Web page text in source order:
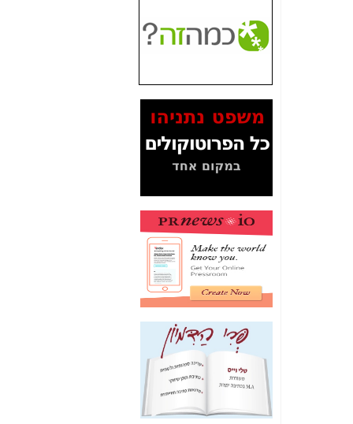
האם ביבי וקרא קבלו
בכלל תמורה עבור
המסמכים בנושא בזק-
Yes (תיק 4000)
לאיש הלא נכון! -כאן
עובדות ומסמכים
האם ביבי כשר
תקשורת עזר לקב'
בזק? -כאן
מה מקור ה-Fake
News שהביא לתפירת
תיק לביבי והעלמת
החשודים הנכונים -כאן
אחת הרגליים של "תיק
4000 התפור"
התמוטטה היום
בניצחון (כפול) של בזק
כאן
איך כתבות מפנקות